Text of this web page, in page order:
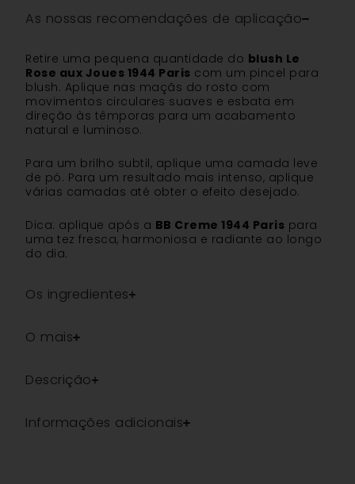
As nossas recomendações de aplicação
Retire uma pequena quantidade do blush Le
Rose aux Joues 1944 Paris com um pincel para
blush. Aplique nas maçãs do rosto com
movimentos circulares suaves e esbata em
direção às têmporas para um acabamento
natural e luminoso.
Para um brilho subtil, aplique uma camada leve
de pó. Para um resultado mais intenso, aplique
várias camadas até obter o efeito desejado.
Dica: aplique após a BB Creme 1944 Paris para
uma tez fresca, harmoniosa e radiante ao longo
do dia.
Os ingredientes
O mais
Descrição
Informações adicionais